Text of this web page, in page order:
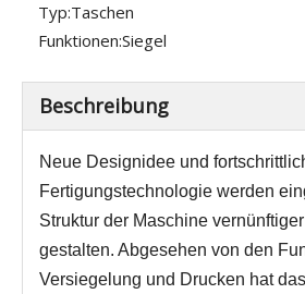
Typ:Taschen
Funktionen:Siegel
Beschreibung
Neue Designidee und
Fertigungstechnologie werden
Struktur der Maschine
gestalten. Abgesehen von den
Versiegelung und Drucken hat